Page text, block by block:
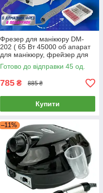
Фрезер для манікюру DM-
202 ( 65 Вт 45000 об апарат
для манікюру, фрейзер для
нігтів Nail Drill )
Готово до відправки 45 од.
785 ₴ 885 ₴
Купити
–11%